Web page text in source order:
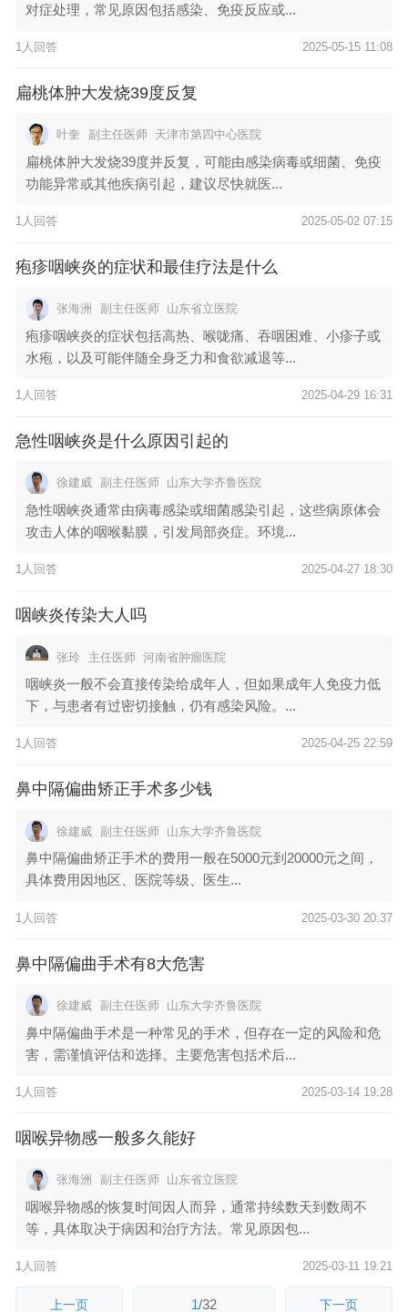
对症处理，常见原因包括感染、免疫反应或...
1人回答 2025-05-15 11:08
扁桃体肿大发烧39度反复
叶奎 副主任医师 天津市第四中心医院
扁桃体肿大发烧39度并反复，可能由感染病毒或细菌、免疫
功能异常或其他疾病引起，建议尽快就医...
1人回答 2025-05-02 07:15
疱疹咽峡炎的症状和最佳疗法是什么
张海洲 副主任医师 山东省立医院
疱疹咽峡炎的症状包括高热、喉咙痛、吞咽困难、小疹子或
水疱，以及可能伴随全身乏力和食欲减退等...
1人回答 2025-04-29 16:31
急性咽峡炎是什么原因引起的
徐建威 副主任医师 山东大学齐鲁医院
急性咽峡炎通常由病毒感染或细菌感染引起，这些病原体会
攻击人体的咽喉黏膜，引发局部炎症。环境...
1人回答 2025-04-27 18:30
咽峡炎传染大人吗
张玲 主任医师 河南省肿瘤医院
咽峡炎一般不会直接传染给成年人，但如果成年人免疫力低
下，与患者有过密切接触，仍有感染风险。...
1人回答 2025-04-25 22:59
鼻中隔偏曲矫正手术多少钱
徐建威 副主任医师 山东大学齐鲁医院
鼻中隔偏曲矫正手术的费用一般在5000元到20000元之间，
具体费用因地区、医院等级、医生...
1人回答 2025-03-30 20:37
鼻中隔偏曲手术有8大危害
徐建威 副主任医师 山东大学齐鲁医院
鼻中隔偏曲手术是一种常见的手术，但存在一定的风险和危
害，需谨慎评估和选择。主要危害包括术后...
1人回答 2025-03-14 19:28
咽喉异物感一般多久能好
张海洲 副主任医师 山东省立医院
咽喉异物感的恢复时间因人而异，通常持续数天到数周不
等，具体取决于病因和治疗方法。常见原因包...
1人回答 2025-03-11 19:21
上一页 1/32 下一页